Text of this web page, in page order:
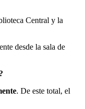
Central y la
desde la sala de
. De este total, el